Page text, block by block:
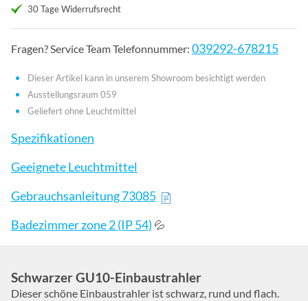
30 Tage Widerrufsrecht
Fragen? Service Team Telefonnummer: 039292-678215
Dieser Artikel kann in unserem Showroom besichtigt werden
Ausstellungsraum 059
Geliefert ohne Leuchtmittel
Spezifikationen
Geeignete Leuchtmittel
Gebrauchsanleitung 73085
Badezimmer zone 2 (IP 54) 💦
Schwarzer GU10-Einbaustrahler
Dieser schöne Einbaustrahler ist schwarz, rund und flach.